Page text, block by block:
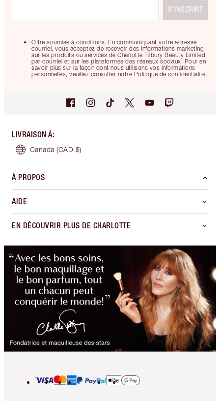
Offre soumise à conditions. En communiquant votre adresse
courriel, vous acceptez de recevoir des informations marketing
sur les produits ou services de Charlotte Tilbury Beauty Limited
par courriel et sur les plateformes des réseaux sociaux. Pour en
savoir plus sur la façon dont nous utilisons vos informations
personnelles, veuillez consulter notre Politique de confidentialité.
S’INSCRIRE
LIVRAISON À:
Canada (CAD $)
À PROPOS
AIDE
EN DÉCOUVRIR PLUS DE CHARLOTTE